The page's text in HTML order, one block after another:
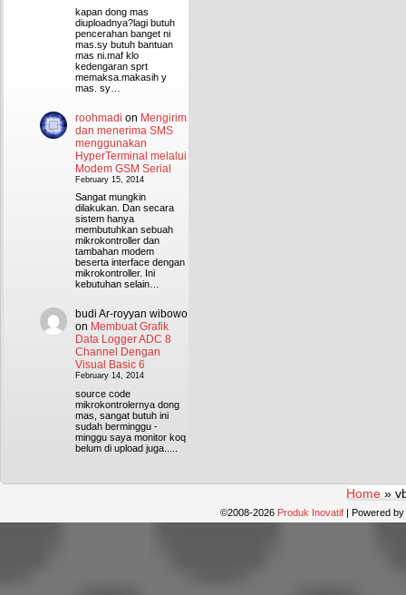
kapan dong mas
diuploadnya?lagi butuh
pencerahan banget ni
mas.sy butuh bantuan
mas ni.maf klo
kedengaran sprt
memaksa.makasih y
mas. sy…
roohmadi on Mengirim
dan menerima SMS
menggunakan
HyperTerminal melalui
Modem GSM Serial
February 15, 2014
Sangat mungkin
dilakukan. Dan secara
sistem hanya
membutuhkan sebuah
mikrokontroller dan
tambahan modem
beserta interface dengan
mikrokontroller. Ini
kebutuhan selain…
budi Ar-royyan wibowo
on Membuat Grafik
Data Logger ADC 8
Channel Dengan
Visual Basic 6
February 14, 2014
source code
mikrokontrolernya dong
mas, sangat butuh ini
sudah berminggu -
minggu saya monitor koq
belum di upload juga.....
Home»
©2008-2026 Produk Inovatif | Powered by